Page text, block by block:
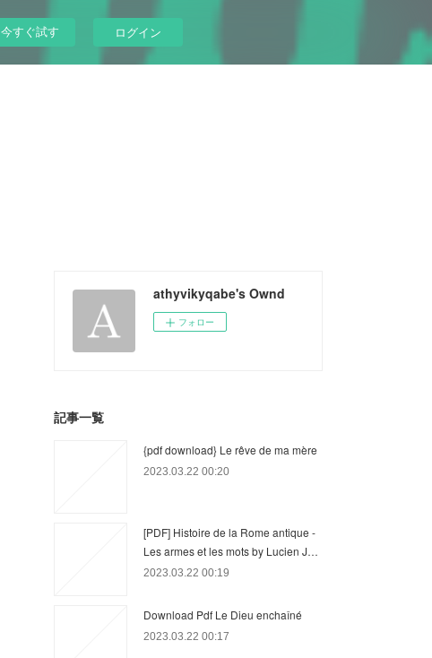
今すぐ試す ログイン
athyvikyqabe's Ownd
フォロー
記事一覧
{pdf download} Le rêve de ma mère
2023.03.22 00:20
[PDF] Histoire de la Rome antique -
Les armes et les mots by Lucien J…
2023.03.22 00:19
Download Pdf Le Dieu enchaîné
2023.03.22 00:17